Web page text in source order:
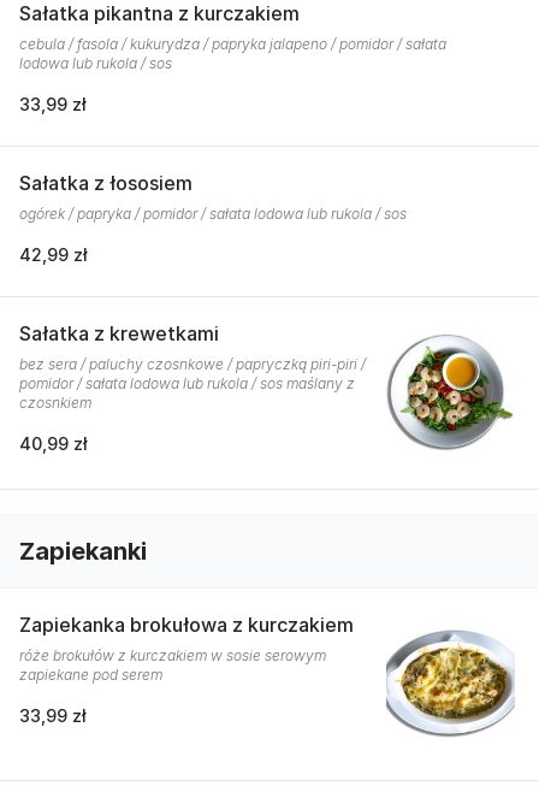
Sałatka pikantna z kurczakiem
cebula / fasola / kukurydza / papryka jalapeno / pomidor / sałata
lodowa lub rukola / sos
33,99 zł
Sałatka z łososiem
ogórek / papryka / pomidor / sałata lodowa lub rukola / sos
42,99 zł
Sałatka z krewetkami
bez sera / paluchy czosnkowe / papryczką piri-piri /
pomidor / sałata lodowa lub rukola / sos maślany z
czosnkiem
40,99 zł
Zapiekanki
Zapiekanka brokułowa z kurczakiem
róże brokułów z kurczakiem w sosie serowym
zapiekane pod serem
33,99 zł